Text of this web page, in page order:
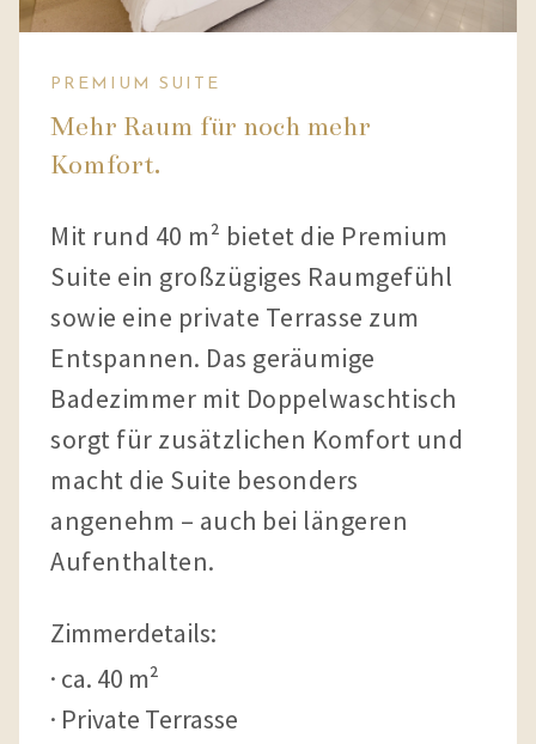
PREMIUM SUITE
Mehr Raum für noch mehr
Komfort.
Mit rund 40 m² bietet die Premium
Suite ein großzügiges Raumgefühl
sowie eine private Terrasse zum
Entspannen. Das geräumige
Badezimmer mit Doppelwaschtisch
sorgt für zusätzlichen Komfort und
macht die Suite besonders
angenehm – auch bei längeren
Aufenthalten.
Zimmerdetails:
ca. 40 m²
Private Terrasse